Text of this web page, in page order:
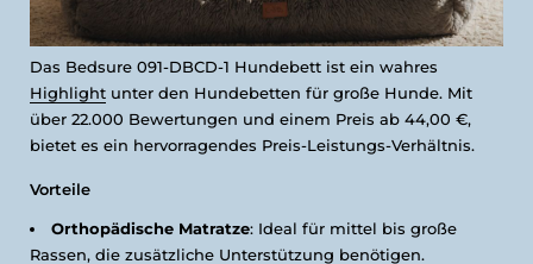
Das Bedsure 091-DBCD-1 Hundebett ist ein wahres
Highlight unter den Hundebetten für große Hunde. Mit
über 22.000 Bewertungen und einem Preis ab 44,00 €,
bietet es ein hervorragendes Preis-Leistungs-Verhältnis.
Vorteile
Orthopädische Matratze: Ideal für mittel bis große
Rassen, die zusätzliche Unterstützung benötigen.